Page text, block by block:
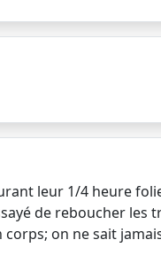
leur 1/4 heure
de reboucher les
on ne sait